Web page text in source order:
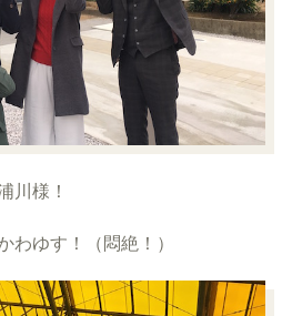
川様！
わゆす！（悶絶！）